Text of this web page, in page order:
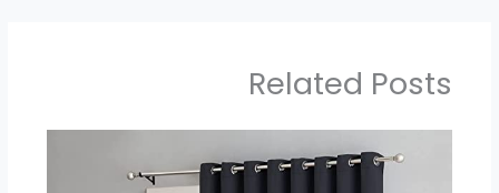
Related Posts